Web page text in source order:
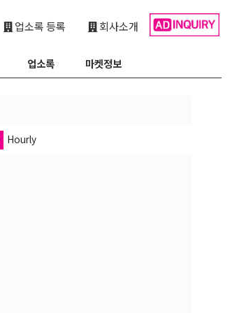
회사소개
업소록 등록
업소록 마켓정보
Hourly